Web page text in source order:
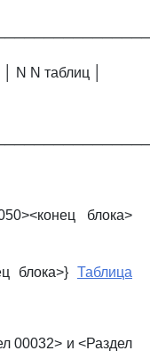
N N таблиц │
блока>
блока>} Таблица
00032> и <Раздел